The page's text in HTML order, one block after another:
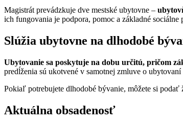
Magistrát prevádzkuje dve mestské ubytovne –
ich fungovania je podpora, pomoc a základné sociálne
Slúžia ubytovne na dlhodobé
Ubytovanie sa poskytuje na dobu určitú, pričom
predĺženia sú ukotvené v samotnej zmluve o ubytovaní
Pokiaľ potrebujete dlhodobé bývanie, môžete si
Aktuálna obsadenosť